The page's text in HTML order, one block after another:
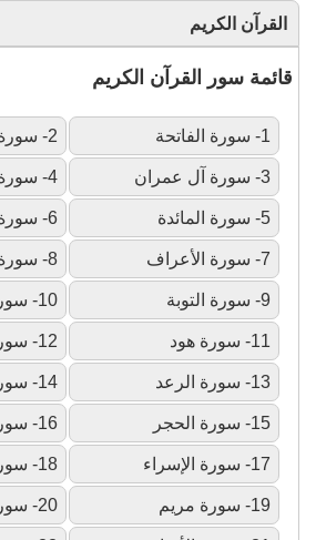
القرآن الكريم
قائمة سور القرآن الكريم
1- سورة الفاتحة 2- سورة البقرة
3- سورة آل عمران 4- سورة النساء
5- سورة المائدة 6- سورة الأنعام
7- سورة الأعراف 8- سورة الأنفال
9- سورة التوبة 10- سورة يونس
11- سورة هود 12- سورة يوسف
13- سورة الرعد 14- سورة إبراهيم
15- سورة الحجر 16- سورة النحل
17- سورة الإسراء 18- سورة الكهف
19- سورة مريم 20- سورة طه